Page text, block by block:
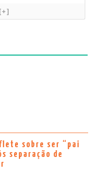
[+]
sobre ser “pai
separação de